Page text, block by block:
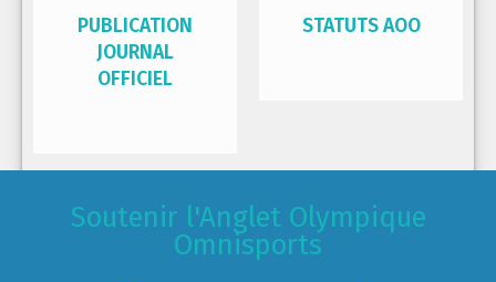
PUBLICATION
JOURNAL
OFFICIEL
STATUTS AOO
Soutenir l'Anglet Olympique
Omnisports